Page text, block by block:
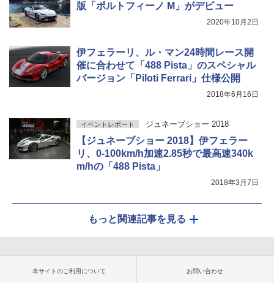
版「ポルトフィーノ M」がデビュー
2020年10月2日
伊フェラーリ、ル・マン24時間レース開
催に合わせて「488 Pista」のスペシャル
バージョン「Piloti Ferrari」仕様公開
2018年6月16日
イベントレポート ジュネーブショー 2018
【ジュネーブショー 2018】伊フェラー
リ、0-100km/h加速2.85秒で最高速340k
m/hの「488 Pista」
2018年3月7日
もっと関連記事を見る
本サイトのご利用について お問い合わせ